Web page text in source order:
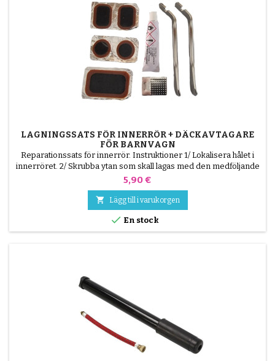
LAGNINGSSATS FÖR INNERRÖR + DÄCKAVTAGARE
FÖR BARNVAGN
Reparationssats för innerrör. Instruktioner 1/ Lokalisera hålet i
innerröret. 2/ Skrubba ytan som skall lagas med den medföljande
skrapan. 3/ Avfetta, rengör och torka ytan. 4/ Fördela limmet jämnt
6/ Placera lappen i mitten av hålet (utan att vidröra limmet och
lappens klibbiga yta...
Pris
5,90 €
 Lägg till i varukorgen
 En stock